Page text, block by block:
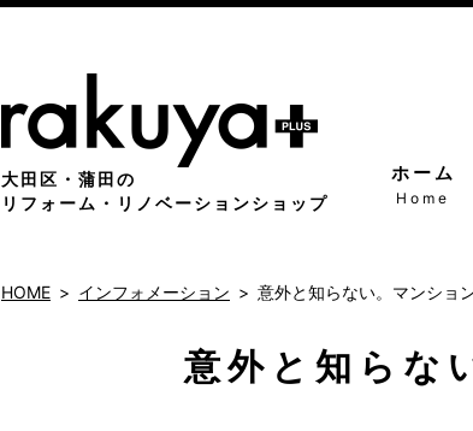
大田区・蒲田の
リフォーム・リノベーションショップ
ホーム
Home
HOME インフォメーション 意外と知らない。マンショ
意外と知らな